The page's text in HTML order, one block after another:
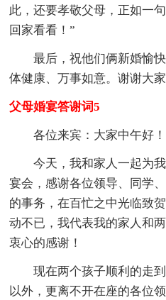
此，还要孝敬父母，正如一
回家看看！”
最后，祝他们俩新婚愉
体健康、万事如意。谢谢大家
父母婚宴答谢词5
各位来宾：大家中午好！
今天，我和家人一起为
宴会，感谢各位领导、同学
的事务，在百忙之中光临致
动不已，我代表我的家人和
衷心的感谢！
现在两个孩子顺利的走
以外，更离不开在座的各位